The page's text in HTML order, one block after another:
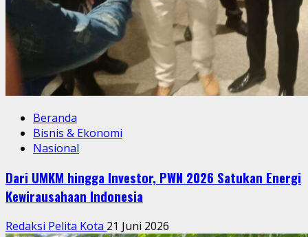
Beranda
Bisnis & Ekonomi
Nasional
Dari UMKM hingga Investor, PWN 2026 Satukan Energi
Kewirausahaan Indonesia
Redaksi Pelita Kota 21 Juni 2026